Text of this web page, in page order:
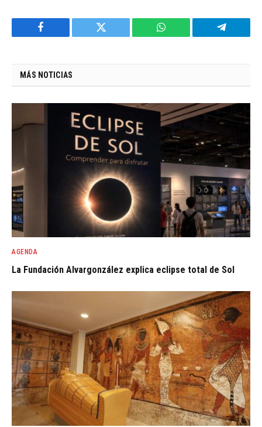
Facebook Twitter WhatsApp Telegram
MÁS NOTICIAS
AGENDA
La Fundación Alvargonzález explica eclipse total de Sol